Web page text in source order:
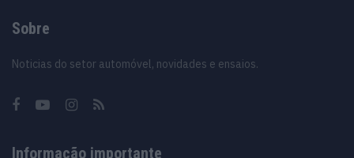
Sobre
Noticias do setor automóvel, novidades e ensaios.
Informação importante